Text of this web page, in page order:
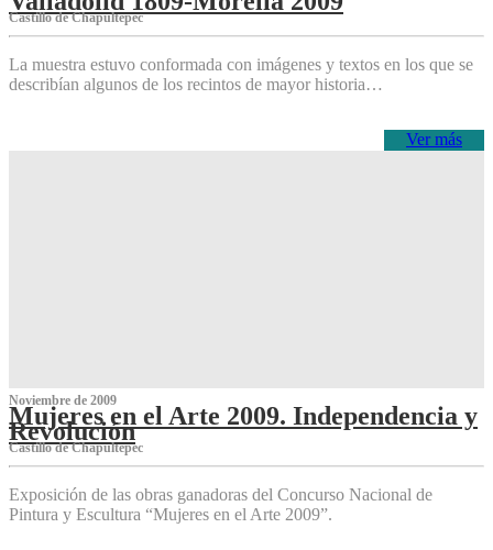
Castillo de Chapultepec
La muestra estuvo conformada con imágenes y textos en los que se
describían algunos de los recintos de mayor historia…
Ver más
Noviembre de 2009
Mujeres en el Arte 2009. Independencia y
Revolución
Castillo de Chapultepec
Exposición de las obras ganadoras del Concurso Nacional de
Pintura y Escultura “Mujeres en el Arte 2009”.